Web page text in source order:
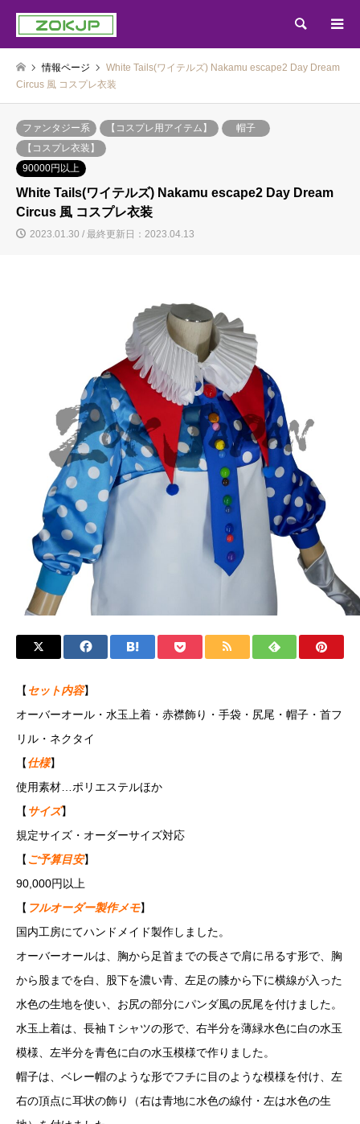
検索
情報ページ
White Tails(ワイテルズ) Nakamu escape2 Day Dream
Circus 風 コスプレ衣装
ファンタジー系 【コスプレ用アイテム】
帽子
【コスプレ衣装】
90000円以上
White Tails(ワイテルズ) Nakamu escape2 Day Dream
Circus 風 コスプレ衣装
2023.01.30 / 最終更新日：2023.04.13
【 セット内容】
オーバーオール・水玉上着・赤襟飾り・手袋・尻尾・帽子・首フ
リル・ネクタイ
【仕様】
使用素材…ポリエステルほか
【 サイズ】
規定サイズ・オーダーサイズ対応
【 ご予算目安】
90,000円以上
【 フルオーダー製作メモ】
国内工房にてハンドメイド製作しました。
オーバーオールは、胸から足首までの長さで肩に吊るす形で、胸
から股までを白、股下を濃い青、左足の膝から下に横線が入った
水色の生地を使い、お尻の部分にパンダ風の尻尾を付けました。
水玉上着は、長袖Ｔシャツの形で、右半分を薄緑水色に白の水玉
模様、左半分を青色に白の水玉模様で作りました。
帽子は、ベレー帽のような形でフチに目のような模様を付け、左
右の頂点に耳状の飾り（右は青地に水色の線付・左は水色の生